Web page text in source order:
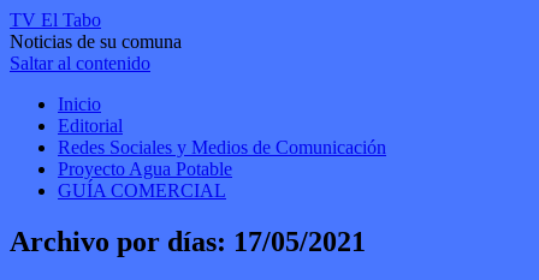
TV El Tabo
Noticias de su comuna
Saltar al contenido
Inicio
Editorial
Redes Sociales y Medios de Comunicación
Proyecto Agua Potable
GUÍA COMERCIAL
Archivo por días: 17/05/2021